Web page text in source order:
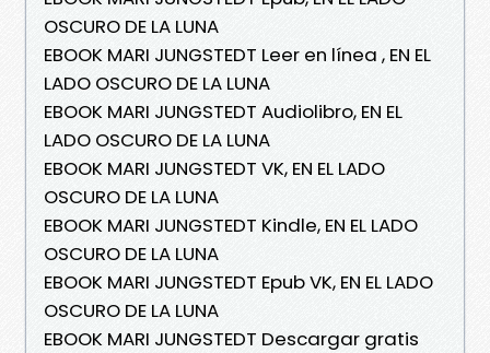
OSCURO DE LA LUNA
EBOOK MARI JUNGSTEDT Leer en línea , EN EL
LADO OSCURO DE LA LUNA
EBOOK MARI JUNGSTEDT Audiolibro, EN EL
LADO OSCURO DE LA LUNA
EBOOK MARI JUNGSTEDT VK, EN EL LADO
OSCURO DE LA LUNA
EBOOK MARI JUNGSTEDT Kindle, EN EL LADO
OSCURO DE LA LUNA
EBOOK MARI JUNGSTEDT Epub VK, EN EL LADO
OSCURO DE LA LUNA
EBOOK MARI JUNGSTEDT Descargar gratis